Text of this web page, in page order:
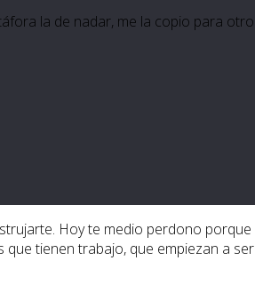
la de nadar, me la copio para otro
Hoy te medio perdono
tienen trabajo, que empiezan a